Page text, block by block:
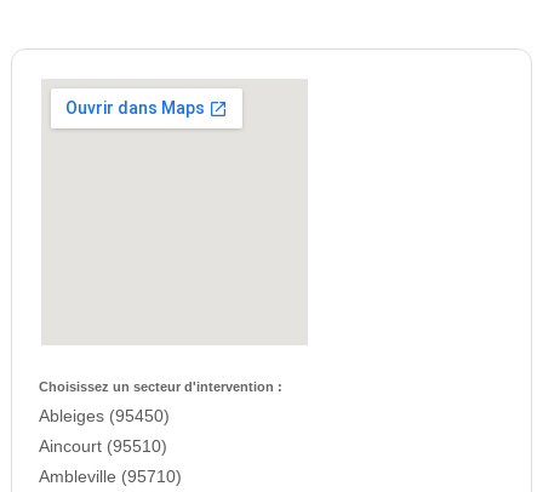
Choisissez un secteur d'intervention :
Ableiges (95450)
Aincourt (95510)
Ambleville (95710)